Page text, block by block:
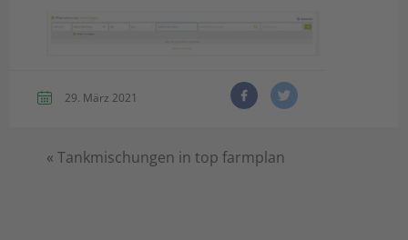
29. März 2021
«Tankmischungen in top farmplan